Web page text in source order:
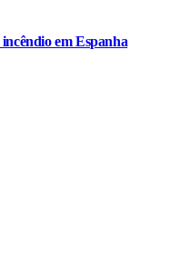
em Espanha